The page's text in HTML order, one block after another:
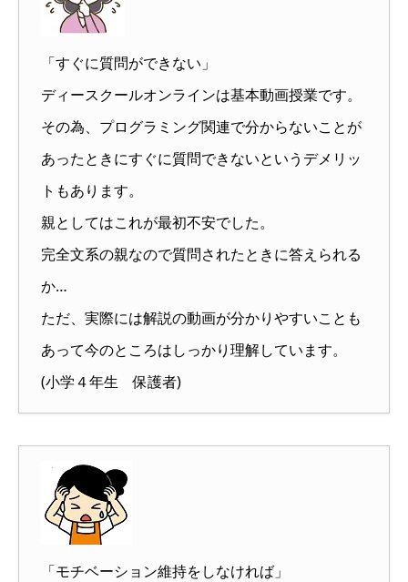
「すぐに質問ができない」
ディースクールオンラインは基本動画授業です。
その為、プログラミング関連で分からないことが
あったときにすぐに質問できないというデメリッ
トもあります。
親としてはこれが最初不安でした。
完全文系の親なので質問されたときに答えられる
か…
ただ、実際には解説の動画が分かりやすいことも
あって今のところはしっかり理解しています。
(小学４年生 保護者)
「モチベーション維持をしなければ」